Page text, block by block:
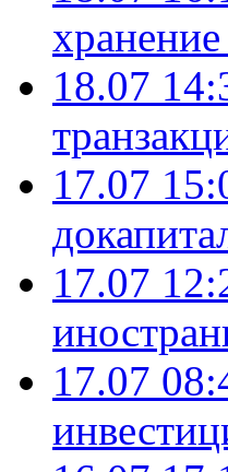
18.07
17.07
17.07
17.07